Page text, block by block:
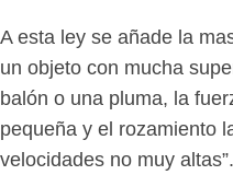
A esta ley se añade la
un objeto con mucha
balón o una pluma, la
pequeña y el rozamiento
velocidades no muy